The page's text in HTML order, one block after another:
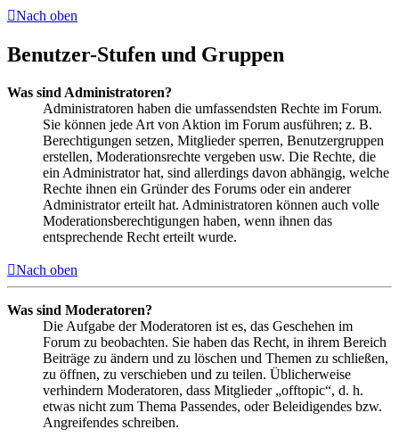
Nach oben
Benutzer-Stufen und Gruppen
Was sind Administratoren?
Administratoren haben die umfassendsten Rechte im Forum.
Sie können jede Art von Aktion im Forum ausführen; z. B.
Berechtigungen setzen, Mitglieder sperren, Benutzergruppen
erstellen, Moderationsrechte vergeben usw. Die Rechte, die
ein Administrator hat, sind allerdings davon abhängig, welche
Rechte ihnen ein Gründer des Forums oder ein anderer
Administrator erteilt hat. Administratoren können auch volle
Moderationsberechtigungen haben, wenn ihnen das
entsprechende Recht erteilt wurde.
Nach oben
Was sind Moderatoren?
Die Aufgabe der Moderatoren ist es, das Geschehen im
Forum zu beobachten. Sie haben das Recht, in ihrem Bereich
Beiträge zu ändern und zu löschen und Themen zu schließen,
zu öffnen, zu verschieben und zu teilen. Üblicherweise
verhindern Moderatoren, dass Mitglieder „offtopic“, d. h.
etwas nicht zum Thema Passendes, oder Beleidigendes bzw.
Angreifendes schreiben.